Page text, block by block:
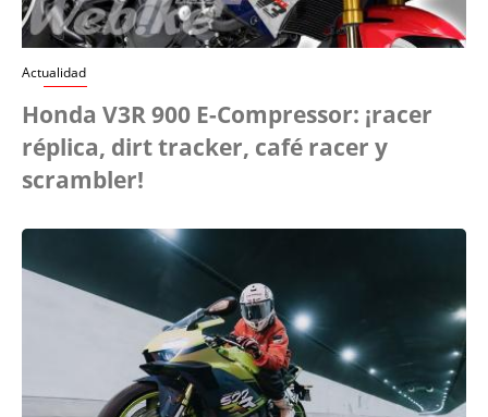
Actualidad
Honda V3R 900 E-Compressor: ¡racer
réplica, dirt tracker, café racer y
scrambler!